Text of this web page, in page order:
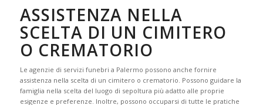
ASSISTENZA NELLA
SCELTA DI UN CIMITERO
O CREMATORIO
Le agenzie di servizi funebri a Palermo possono anche fornire
assistenza nella scelta di un cimitero o crematorio. Possono guidare la
famiglia nella scelta del luogo di sepoltura più adatto alle proprie
esigenze e preferenze. Inoltre, possono occuparsi di tutte le pratiche